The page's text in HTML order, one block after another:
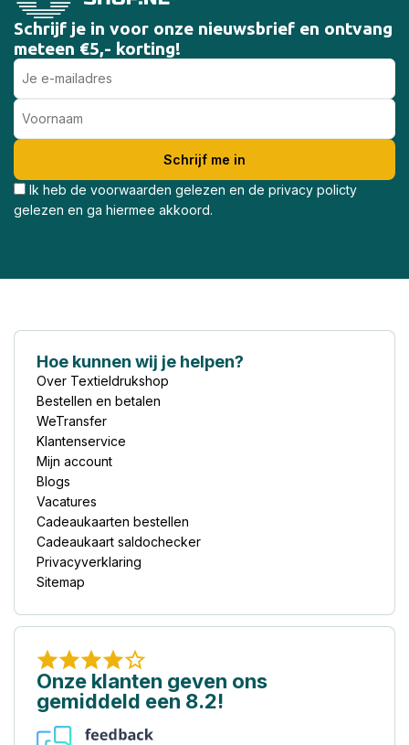
Schrijf je in voor onze nieuwsbrief en ontvang
meteen €5,- korting!
Ik heb de voorwaarden gelezen en de privacy policty
gelezen en ga hiermee akkoord.
Hoe kunnen wij je helpen?
Over Textieldrukshop
Bestellen en betalen
WeTransfer
Klantenservice
Mijn account
Blogs
Vacatures
Cadeaukaarten bestellen
Cadeaukaart saldochecker
Privacyverklaring
Sitemap
Onze klanten geven ons
gemiddeld een 8.2!